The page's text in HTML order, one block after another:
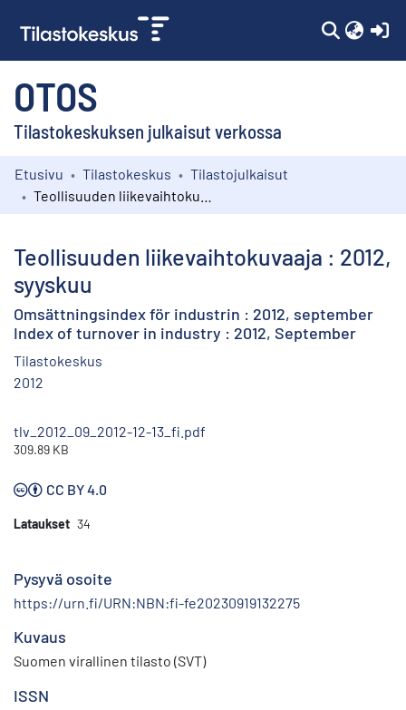
OTOS
Tilastokeskuksen julkaisut verkossa
Kokoelmat
Etusivu Tilastokeskus
Tilastojulkaisut
Teollisuuden liikevaihtokuvaaja : 2012,
syyskuu
Omsättningsindex för industrin : 2012, september
Index of turnover in industry : 2012, September
Tilastokeskus
2012
tlv_2012_09_2012-12-13_fi.pdf
309.89 KB
CC BY 4.0
Lataukset 34
Pysyvä osoite
https://urn.fi/URN:NBN:fi-fe20230919132275
Kuvaus
Suomen virallinen tilasto (SVT)
ISSN